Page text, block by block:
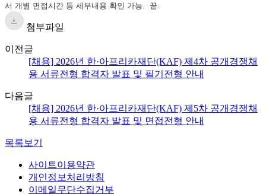
서 개별 면접시간 등 세부내용 확인 가능. 끝.
첨부파일
이전글
[채용] 2026년 한·아프리카재단(KAF) 제4차 공개경쟁채
용 서류전형 합격자 발표 및 필기전형 안내
다음글
[채용] 2026년 한·아프리카재단(KAF) 제5차 공개경쟁채
용 서류전형 합격자 발표 및 면접전형 안내
목록보기
사이트이용약관
개인정보처리방침
이메일무단수집거부